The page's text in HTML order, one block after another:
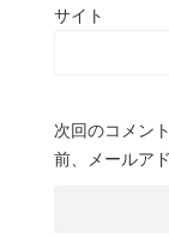
サイト
次回のコメン
前、メールア